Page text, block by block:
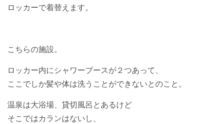
ロッカーで着替えます。
こちらの施設。
ロッカー内にシャワーブースが２つあって、
ここでしか髪や体は洗うことができないとのこと。
温泉は大浴場、貸切風呂とあるけど
そこではカランはないし、